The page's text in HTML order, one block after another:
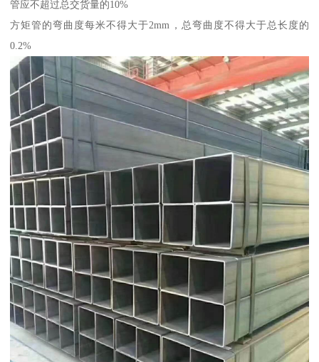
管应不超过总交货量的10%
方矩管的弯曲度每米不得大于2mm，总弯曲度不得大于总长度的
0.2%